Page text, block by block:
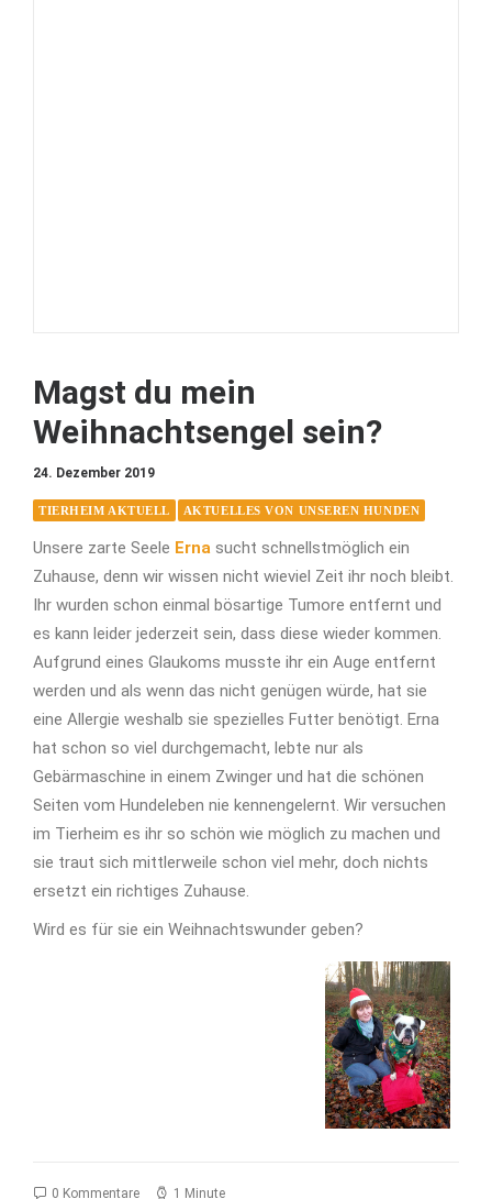
Magst du mein
Weihnachtsengel sein?
24. Dezember 2019
TIERHEIM AKTUELL AKTUELLES VON UNSEREN HUNDEN
Unsere zarte Seele Erna sucht schnellstmöglich ein
Zuhause, denn wir wissen nicht wieviel Zeit ihr noch bleibt.
Ihr wurden schon einmal bösartige Tumore entfernt und
es kann leider jederzeit sein, dass diese wieder kommen.
Aufgrund eines Glaukoms musste ihr ein Auge entfernt
werden und als wenn das nicht genügen würde, hat sie
eine Allergie weshalb sie spezielles Futter benötigt. Erna
hat schon so viel durchgemacht, lebte nur als
Gebärmaschine in einem Zwinger und hat die schönen
Seiten vom Hundeleben nie kennengelernt. Wir versuchen
im Tierheim es ihr so schön wie möglich zu machen und
sie traut sich mittlerweile schon viel mehr, doch nichts
ersetzt ein richtiges Zuhause.
Wird es für sie ein Weihnachtswunder geben?
0 Kommentare 1 Minute